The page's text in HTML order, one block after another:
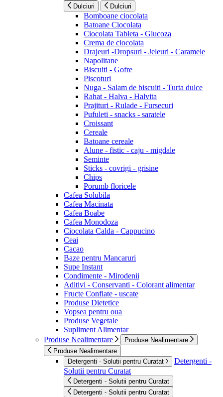
Dulciuri Dulciuri
Bomboane ciocolata
Batoane Ciocolata
Ciocolata Tableta - Glucoza
Crema de ciocolata
Drajeuri -Dropsuri - Jeleuri - Caramele
Napolitane
Biscuiti - Gofre
Piscoturi
Nuga - Salam de biscuiti - Turta dulce
Rahat - Halva - Halvita
Prajituri - Rulade - Fursecuri
Pufuleti - snacks - saratele
Croissant
Cereale
Batoane cereale
Alune - fistic - caju - migdale
Seminte
Sticks - covrigi - grisine
Chips
Porumb floricele
Cafea Solubila
Cafea Macinata
Cafea Boabe
Cafea Monodoza
Ciocolata Calda - Cappucino
Ceai
Cacao
Baze pentru Mancaruri
Supe Instant
Condimente - Mirodenii
Aditivi - Conservanti - Colorant alimentar
Fructe Confiate - uscate
Produse Dietetice
Vopsea pentru oua
Produse Vegetale
Supliment Alimentar
Produse Nealimentare
Produse Nealimentare
Produse Nealimentare
Detergenti - Solutii pentru Curatat
Detergenti -
Solutii pentru Curatat
Detergenti - Solutii pentru Curatat
Detergenti - Solutii pentru Curatat